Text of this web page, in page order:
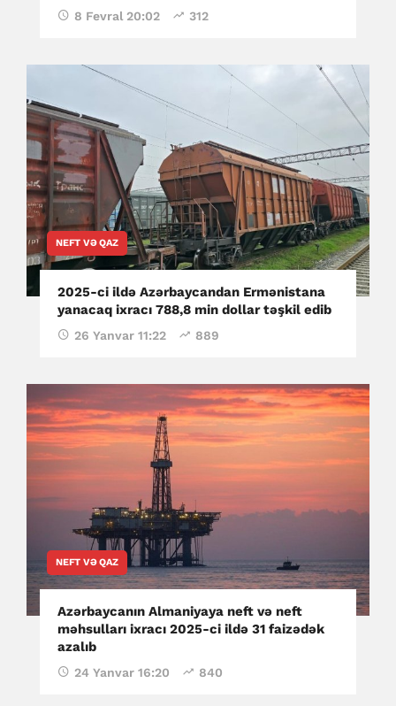
8 Fevral 20:02 312
NEFT VƏ QAZ
2025-ci ildə Azərbaycandan Ermənistana
yanacaq ixracı 788,8 min dollar təşkil edib
26 Yanvar 11:22 889
NEFT VƏ QAZ
Azərbaycanın Almaniyaya neft və neft
məhsulları ixracı 2025-ci ildə 31 faizədək
azalıb
24 Yanvar 16:20 840